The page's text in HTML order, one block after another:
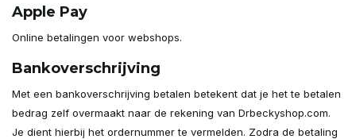
Apple Pay
Online betalingen voor webshops.
Bankoverschrijving
Met een bankoverschrijving betalen betekent dat je het te betalen
bedrag zelf overmaakt naar de rekening van Drbeckyshop.com.
Je dient hierbij het ordernummer te vermelden. Zodra de betaling